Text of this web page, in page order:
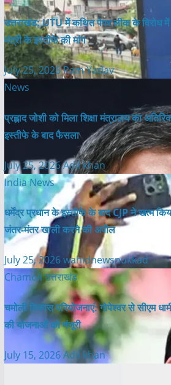
उत्तराखंड: UTU में कथित पेपर लीक के विरोध में
मंत्री के इस्तीफे की मांग
July 25, 2026Ram Yadav
News
प्रह्लाद जोशी को मिला शिक्षा मंत्रालय का
इस्तीफे के बाद फैसला
July 25, 2026Adil khan
India News
धर्मेंद्र प्रधान के इस्तीफे के बाद CJP ने खत्म
जंतर-मंतर खाली करने की अपील
July 25, 2026wahidnewsnukkad
Chamoliउत्तराखंड
चमोली विकास परियोजनाएं: गोपेश्वर से सीएम
की योजनाओं को मंजूरी
July 15, 2026Adil khan